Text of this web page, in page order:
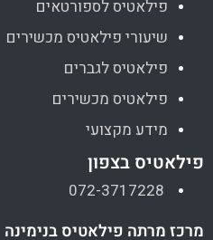
פילאטיס לספורטאים
שיעורי פילאטיס מכשירים
פילאטיס לגברים
פילאטיס מכשירים
מידע מקצועי
פילאטיס בצפון
072-3717228
מרכז מרתה פילאטיס בנימינה